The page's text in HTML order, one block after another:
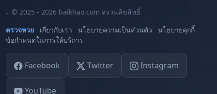
© 2025 - 2026 baikhao.com สงวนลิขสิทธิ์
ตรวจหวย
เกี่ยวกับเรา นโยบายความเป็นส่วนตัว
นโยบายคุกกี้
ข้อกำหนดในการให้บริการ
Facebook Twitter Instagram
YouTube